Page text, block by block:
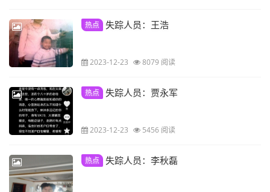
热点 失踪人员：王浩
2023-12-23 8079 阅读
热点 失踪人员：贾永军
2023-12-23 5456 阅读
热点 失踪人员：李秋磊